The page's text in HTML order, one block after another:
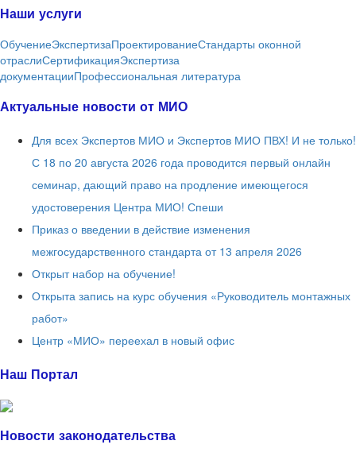
Наши услуги
ОбучениеЭкспертизаПроектированиеСтандарты оконной
отраслиСертификацияЭкспертиза
документацииПрофессиональная литература
Актуальные новости от МИО
Для всех Экспертов МИО и Экспертов МИО ПВХ! И не только!
С 18 по 20 августа 2026 года проводится первый онлайн
семинар, дающий право на продление имеющегося
удостоверения Центра МИО! Спеши
Приказ о введении в действие изменения
межгосударственного стандарта от 13 апреля 2026
Открыт набор на обучение!
Открыта запись на курс обучения «Руководитель монтажных
работ»
Центр «МИО» переехал в новый офис
Наш Портал
Новости законодательства